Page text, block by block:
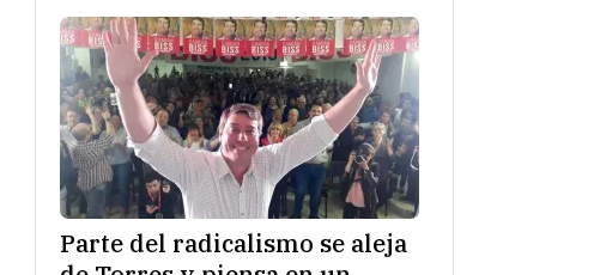
Parte del radicalismo se aleja